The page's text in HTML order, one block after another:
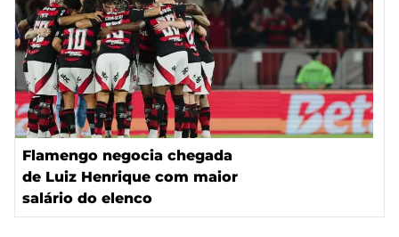
Flamengo negocia chegada
de Luiz Henrique com maior
salário do elenco